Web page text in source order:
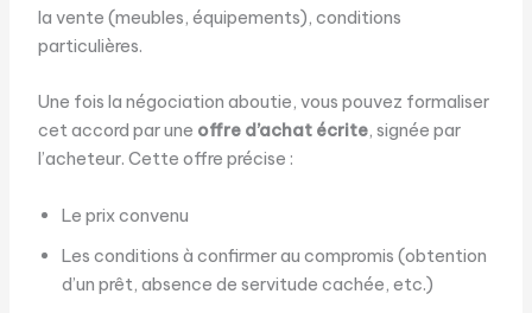
la vente (meubles, équipements), conditions
particulières.
Une fois la négociation aboutie, vous pouvez formaliser
cet accord par une offre d’achat écrite, signée par
l’acheteur. Cette offre précise :
Le prix convenu
Les conditions à confirmer au compromis (obtention
d’un prêt, absence de servitude cachée, etc.)